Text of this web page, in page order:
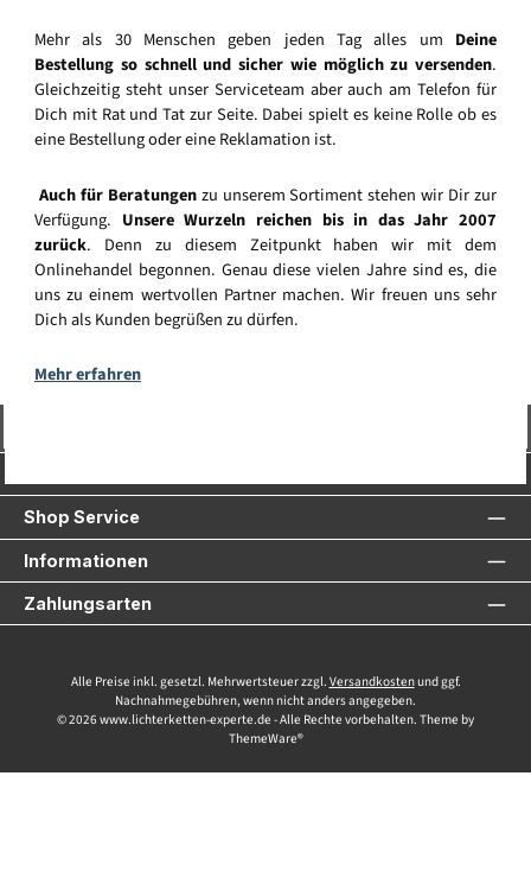
Mehr als 30 Menschen geben jeden Tag alles um Deine
Bestellung so schnell und sicher wie möglich zu versenden.
Gleichzeitig steht unser Serviceteam aber auch am Telefon für
Dich mit Rat und Tat zur Seite. Dabei spielt es keine Rolle ob es
eine Bestellung oder eine Reklamation ist.
Auch für Beratungenzu unserem Sortiment stehen wir Dir zur
Verfügung. Unsere Wurzeln reichen bis in das Jahr 2007
zurück. Denn zu diesem Zeitpunkt haben wir mit dem
Onlinehandel begonnen. Genau diese vielen Jahre sind es, die
uns zu einem wertvollen Partner machen. Wir freuen uns sehr
Dich als Kunden begrüßen zu dürfen.
Mehr erfahren
Shop Service
Informationen
Zahlungsarten
Alle Preise inkl. gesetzl. Mehrwertsteuer zzgl. Versandkostenund ggf.
Nachnahmegebühren, wenn nicht anders angegeben.
© 2026 www.lichterketten-experte.de - Alle Rechte vorbehalten. Theme by
ThemeWare®